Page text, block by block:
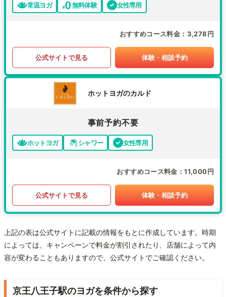
常温ヨガ 無料体験 女性専用
おすすめコース料金 3,278円
公式サイトで見る 体験・相談予約
ホットヨガのカルド
事前予約不要
ホットヨガ シャワー 女性専用
おすすめコース料金 11,000円
公式サイトで見る 体験・相談予約
上記の表は公式サイトに記載の情報をもとに作成しています。時期
によっては、キャンペーンで料金が割引されたり、店舗によって内
容が変わることもありますので、公式サイトでご確認ください。
京王八王子駅のヨガを条件から探す